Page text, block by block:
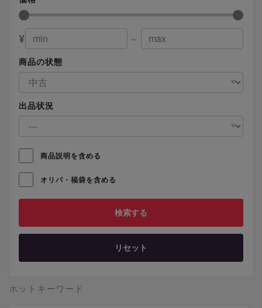
¥
～
商品の状態
出品状況
商品説明を含める
オリパ・福袋を含める
リセット
ホットキーワード